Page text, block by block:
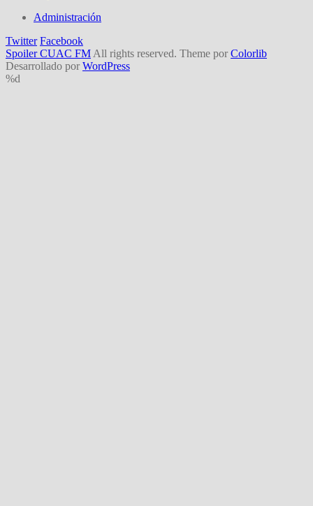
Administración
Twitter Facebook
Spoiler CUAC FM All rights reserved. Theme por Colorlib
Desarrollado por WordPress
%d